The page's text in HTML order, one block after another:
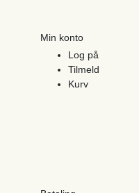
Min konto
Log på
Tilmeld
Kurv